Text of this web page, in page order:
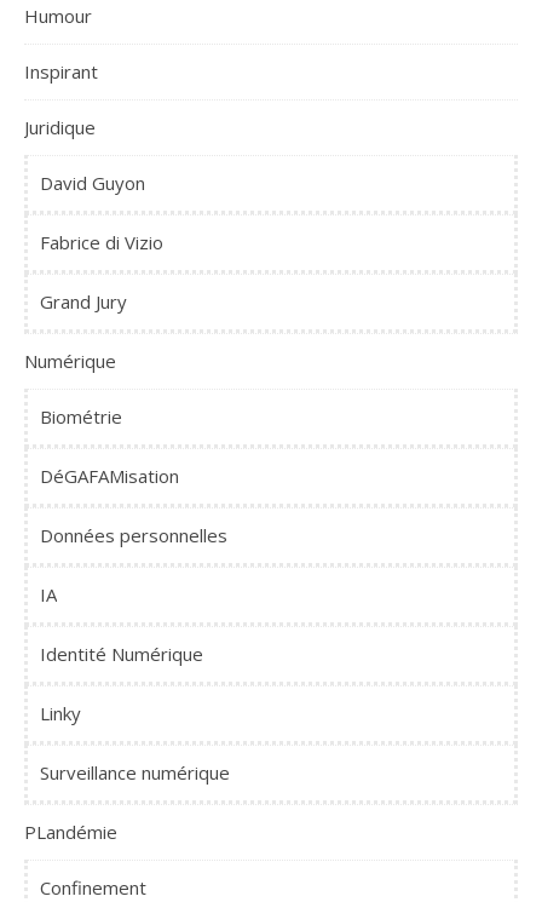
Humour
Inspirant
Juridique
David Guyon
Fabrice di Vizio
Grand Jury
Numérique
Biométrie
DéGAFAMisation
Données personnelles
IA
Identité Numérique
Linky
Surveillance numérique
PLandémie
Confinement